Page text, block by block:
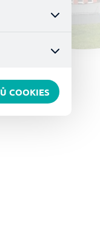
zjistit
COOKIES